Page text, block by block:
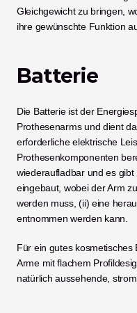
Gleichgewicht zu bringen,
ihre gewünschte Funktion
Batterie
Die Batterie ist der
Prothesenarms und dient
erforderliche elektrische
Prothesenkomponenten
wiederaufladbar und es
eingebaut, wobei der Arm
werden muss, (ii) eine
entnommen werden kann.
Für ein gutes kosmetisches
Arme mit flachem
natürlich aussehende,